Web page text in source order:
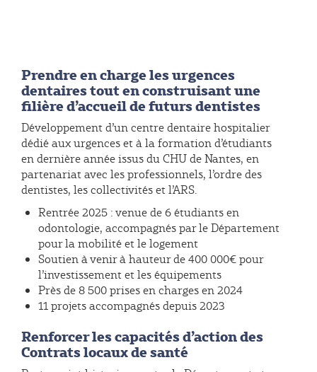
Prendre en charge les urgences
dentaires tout en construisant une
filière d’accueil de futurs dentistes
Développement d’un centre dentaire hospitalier
dédié aux urgences et à la formation d’étudiants
en dernière année issus du CHU de Nantes, en
partenariat avec les professionnels, l’ordre des
dentistes, les collectivités et l’ARS.
Rentrée 2025 : venue de 6 étudiants en
odontologie, accompagnés par le Département
pour la mobilité et le logement
Soutien à venir à hauteur de 400 000€ pour
l’investissement et les équipements
Près de 8 500 prises en charges en 2024
11 projets accompagnés depuis 2023
Renforcer les capacités d’action des
Contrats locaux de santé